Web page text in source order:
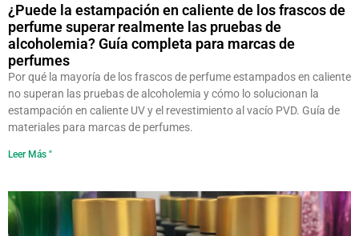
¿Puede la estampación en caliente de los frascos de
perfume superar realmente las pruebas de
alcoholemia? Guía completa para marcas de
perfumes
Por qué la mayoría de los frascos de perfume estampados en caliente
no superan las pruebas de alcoholemia y cómo lo solucionan la
estampación en caliente UV y el revestimiento al vacío PVD. Guía de
materiales para marcas de perfumes.
Leer Más "